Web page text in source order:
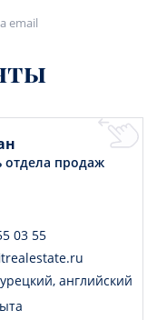
email
отдела продаж
03 55
английский